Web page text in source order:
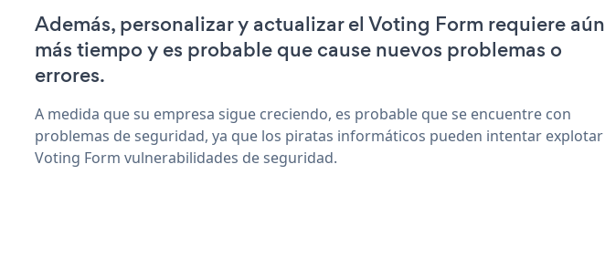
Además, personalizar y actualizar el Voting Form requiere aún
más tiempo y es probable que cause nuevos problemas o
errores.
A medida que su empresa sigue creciendo, es probable que se encuentre con
problemas de seguridad, ya que los piratas informáticos pueden intentar explotar
Voting Form vulnerabilidades de seguridad.